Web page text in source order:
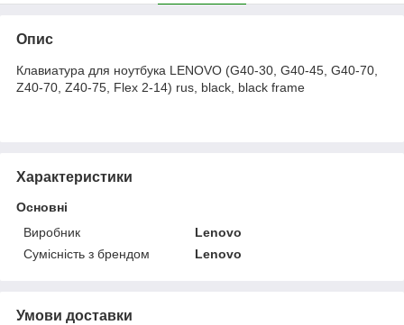
Опис
Клавиатура для ноутбука LENOVO (G40-30, G40-45, G40-70,
Z40-70, Z40-75, Flex 2-14) rus, black, black frame
Характеристики
Основні
Виробник
Lenovo
Сумісність з брендом
Lenovo
Умови доставки